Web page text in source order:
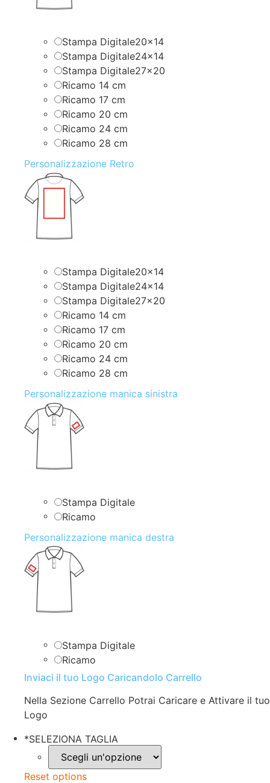
Stampa Digitale20x14
Stampa Digitale24x14
Stampa Digitale27x20
Ricamo 14 cm
Ricamo 17 cm
Ricamo 20 cm
Ricamo 24 cm
Ricamo 28 cm
Personalizzazione Retro
Stampa Digitale20x14
Stampa Digitale24x14
Stampa Digitale27x20
Ricamo 14 cm
Ricamo 17 cm
Ricamo 20 cm
Ricamo 24 cm
Ricamo 28 cm
Personalizzazione manica sinistra
Stampa Digitale
Ricamo
Personalizzazione manica destra
Stampa Digitale
Ricamo
Inviaci il tuo Logo Caricandolo Carrello
Nella Sezione Carrello Potrai Caricare e Attivare il tuo
Logo
*SELEZIONA TAGLIA
Reset options